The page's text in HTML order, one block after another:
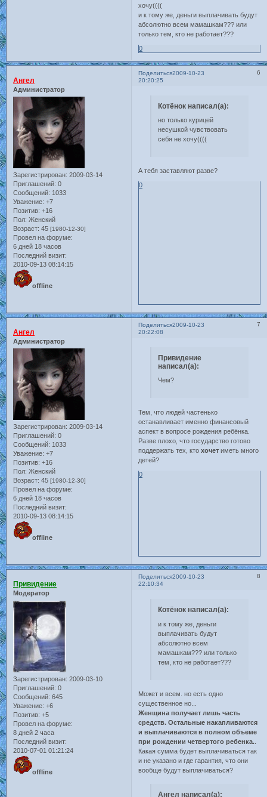
хочу((((
и к тому же, деньги выплачивать будут
абсолютно всем мамашкам??? или
только тем, кто не работает???
0
Поделиться 6
2009-10-23
20:20:25
Ангел
Администратор
Зарегистрирован: 2009-03-14
Приглашений: 0
Сообщений: 1033
Уважение: +7
Позитив: +16
Пол: Женский
Возраст: 45 [1980-12-30]
Провел на форуме:
6 дней 18 часов
Последний визит:
2010-09-13 08:14:15
offline
Котёнок написал(а):
но только курицей
несушкой чувствовать
себя не хочу((((
А тебя заставляют разве?
0
Поделиться 7
2009-10-23
20:22:08
Ангел
Администратор
Зарегистрирован: 2009-03-14
Приглашений: 0
Сообщений: 1033
Уважение: +7
Позитив: +16
Пол: Женский
Возраст: 45 [1980-12-30]
Провел на форуме:
6 дней 18 часов
Последний визит:
2010-09-13 08:14:15
offline
Привидение
написал(а):
Чем?
Тем, что людей частенько
останавливает именно финансовый
аспект в вопросе рождения ребёнка.
Разве плохо, что государство готово
поддержать тех, ктохочет иметь много
детей?
0
Поделиться 8
2009-10-23
22:10:34
Привидение
Модератор
Зарегистрирован: 2009-03-10
Приглашений: 0
Сообщений: 645
Уважение: +6
Позитив: +5
Провел на форуме:
8 дней 2 часа
Последний визит:
2010-07-01 01:21:24
offline
Котёнок написал(а):
и к тому же, деньги
выплачивать будут
абсолютно всем
мамашкам??? или только
тем, кто не работает???
Может и всем. но есть одно
существенное но...
Женщина получает лишь часть
средств. Остальные накапливаются
и выплачиваются в полном объеме
при рождении четвертого ребенка.
Какая сумма будет выплачиваться так
и не указано и где гарантия, что они
вообще будут выплачиваться?
Ангел написал(а):